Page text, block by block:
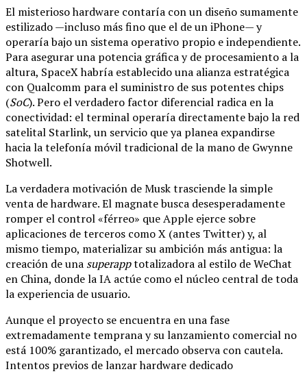
El misterioso hardware contaría con un diseño sumamente
estilizado —incluso más fino que el de un iPhone— y
operaría bajo un sistema operativo propio e independiente.
Para asegurar una potencia gráfica y de procesamiento a la
altura, SpaceX habría establecido una alianza estratégica
con Qualcomm para el suministro de sus potentes chips
(SoC). Pero el verdadero factor diferencial radica en la
conectividad: el terminal operaría directamente bajo la red
satelital Starlink, un servicio que ya planea expandirse
hacia la telefonía móvil tradicional de la mano de Gwynne
Shotwell.
La verdadera motivación de Musk trasciende la simple
venta de hardware. El magnate busca desesperadamente
romper el control «férreo» que Apple ejerce sobre
aplicaciones de terceros como X (antes Twitter) y, al
mismo tiempo, materializar su ambición más antigua: la
creación de una superapptotalizadora al estilo de WeChat
en China, donde la IA actúe como el núcleo central de toda
la experiencia de usuario.
Aunque el proyecto se encuentra en una fase
extremadamente temprana y su lanzamiento comercial no
está 100% garantizado, el mercado observa con cautela.
Intentos previos de lanzar hardware dedicado